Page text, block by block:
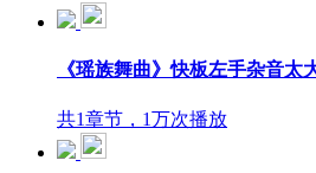
《瑶族舞曲》快板左手杂音太
共1章节，1万次播放